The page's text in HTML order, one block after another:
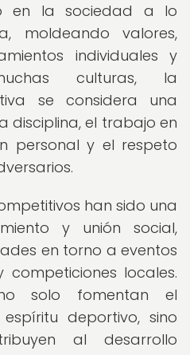
en la sociedad a lo
moldeando valores,
individuales y
culturas, la
se considera una
disciplina, el trabajo en
personal y el respeto
han sido una
y unión social,
en torno a eventos
competiciones locales.
solo fomentan el
deportivo, sino
al desarrollo